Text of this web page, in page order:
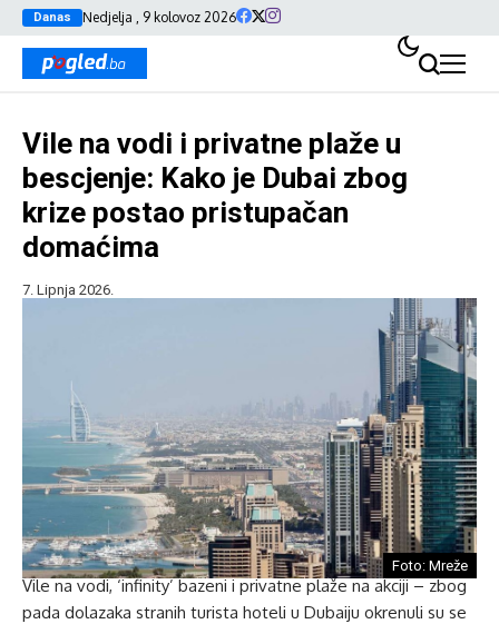
Danas Nedjelja , 9 kolovoz 2026
Vile na vodi i privatne plaže u
bescjenje: Kako je Dubai zbog
krize postao pristupačan
domaćima
7. Lipnja 2026.
Foto: Mreže
Vile na vodi, ‘infinity’ bazeni i privatne plaže na akciji – zbog
pada dolazaka stranih turista hoteli u Dubaiju okrenuli su se